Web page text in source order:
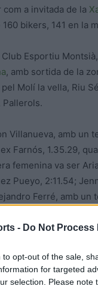
- Do Not
to opt-out of the sale,
for targeted
selection. Please
a invitada de la
bikers, 141 en la
Esportiu
, amb sortida de la
Molí la vella, Riu
Pallerols.
Villanueva, amb un
Farnós, 1.35.29,
femenina va ser
Pueyo, 2:11.54;
Ferré, amb un
serà l’Auberge